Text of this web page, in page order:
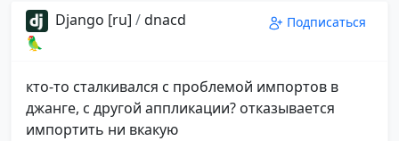
Django [ru] /dnacd
🦜
Подписаться
кто-то сталкивался с проблемой импортов в
джанге, с другой аппликации? отказывается
импортить ни вкакую